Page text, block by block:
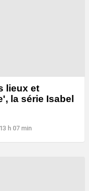
lieux et
la série Isabel
h 07 min